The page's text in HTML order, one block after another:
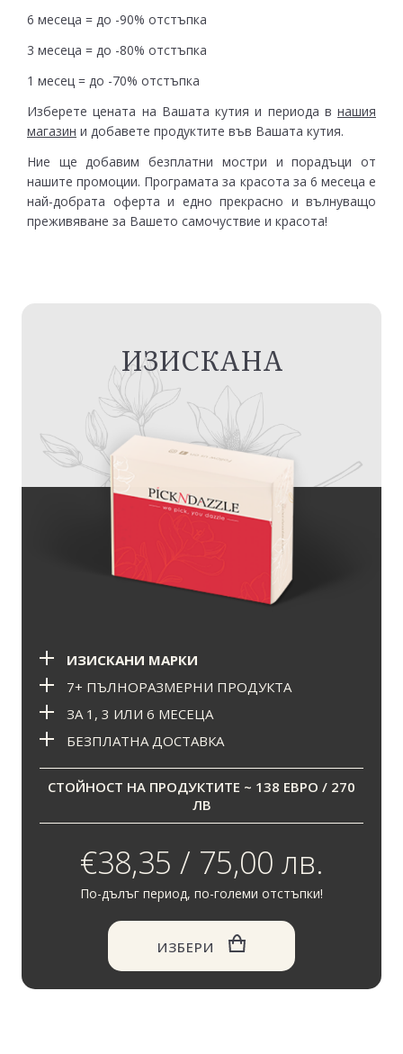
ИЗИСКАНА
ИЗИСКАНИ МАРКИ
7+ ПЪЛНОРАЗМЕРНИ ПРОДУКТА
ЗА 1, 3 ИЛИ 6 МЕСЕЦА
БЕЗПЛАТНА ДОСТАВКА
СТОЙНОСТ НА ПРОДУКТИТЕ ~ 138 ЕВРО / 270
ЛВ
€38,35 / 75,00 лв.
По-дълъг период, по-големи отстъпки!
ИЗБЕРИ
6 месеца = до -90% отстъпка
3 месеца = до -80% отстъпка
1 месец = до -70% отстъпка
Изберете цената на Вашата кутия и периода в нашия
магазин и добавете продуктите във Вашата кутия.
Ние ще добавим безплатни мостри и порадъци от
нашите промоции. Програмата за красота за 6 месеца е
най-добрата оферта и едно прекрасно и вълнуващо
преживяване за Вашето самочуствие и красота!